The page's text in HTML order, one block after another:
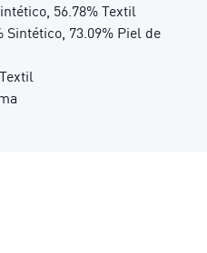
56.78% Textil
Sintético, 73.09% Piel de